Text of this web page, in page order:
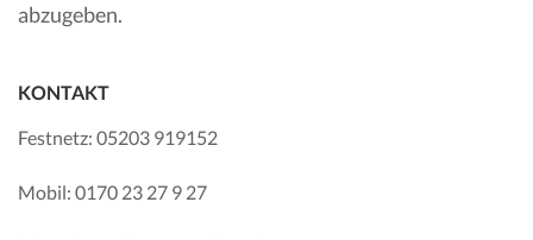
abzugeben.
KONTAKT
Festnetz: 05203 919152
Mobil: 0170 23 27 9 27